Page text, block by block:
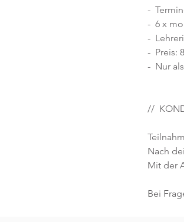
-
- 6 x
-
- Preis:
- Nur
//
Nach
Mit der
Bei